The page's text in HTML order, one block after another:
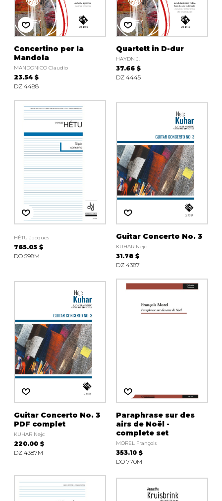
Concertino per la
Mandola
MANDONICO Claudio
23.54 $
DZ 4488
Quartett in D-dur
HAYDN J.
37.66 $
DZ 4445
HÉTU Jacques
765.05 $
DO 598M
Guitar Concerto No. 3
KUHAR Nejc
31.78 $
DZ 4387
Guitar Concerto No. 3
PDF complet
KUHAR Nejc
220.00 $
DZ 4387M
Paraphrase sur des
airs de Noël -
complete set
MOREL François
353.10 $
DO 770M